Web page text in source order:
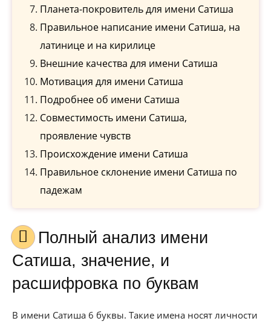
Планета-покровитель для имени Сатиша
Правильное написание имени Сатиша, на
латинице и на кирилице
Внешние качества для имени Сатиша
Мотивация для имени Сатиша
Подробнее об имени Сатиша
Совместимость имени Сатиша,
проявление чувств
Происхождение имени Сатиша
Правильное склонение имени Сатиша по
падежам
Полный анализ имени
Сатиша, значение, и
расшифровка по буквам
В имени Сатиша 6 буквы. Такие имена носят личности